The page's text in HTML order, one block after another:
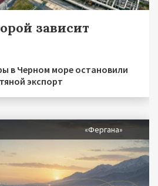
зависит
в Черном море остановили
экспорт
«Фергана»